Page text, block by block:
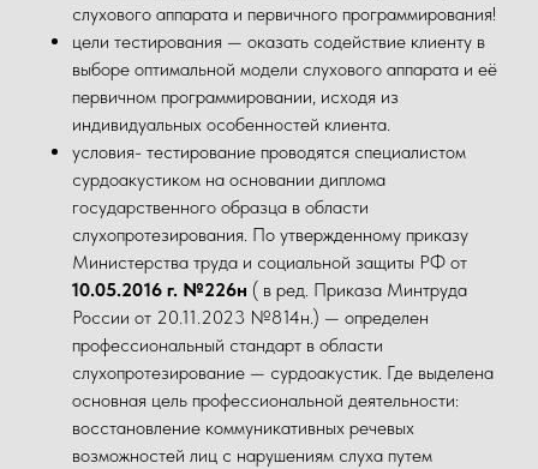
слухового аппарата и первичного программирования!
цели тестирования — оказать содействие клиенту в
выборе оптимальной модели слухового аппарата и её
первичном программировании, исходя из
индивидуальных особенностей клиента.
условия- тестирование проводятся специалистом
сурдоакустиком на основании диплома
государственного образца в области
слухопротезирования. По утвержденному приказу
Министерства труда и социальной защиты РФ от
10.05.2016 г. №226н ( в ред. Приказа Минтруда
России от 20.11.2023 №814н.) — определен
профессиональный стандарт в области
слухопротезирование — сурдоакустик. Где выделена
основная цель профессиональной деятельности:
восстановление коммуникативных речевых
возможностей лиц с нарушениям слуха путем